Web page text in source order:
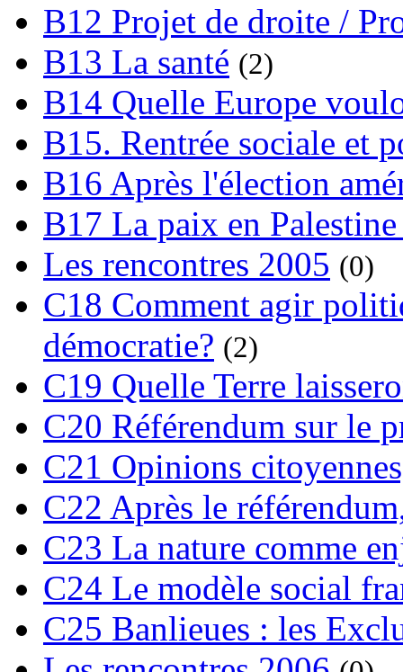
B12 Projet de droite /
B13 La santé (2)
B14 Quelle Europe
B15. Rentrée sociale et
B16 Après l'élection
B17 La paix en
Les rencontres 2005 (0)
C18 Comment agir
démocratie? (2)
C19 Quelle Terre
C20 Référendum sur le
C21 Opinions
C22 Après le
C23 La nature comme
C24 Le modèle social
C25 Banlieues : les